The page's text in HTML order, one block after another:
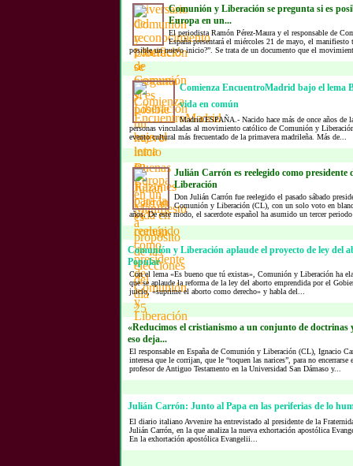
Comunión y Liberación se pregunta si es
Europa en un...
El periodista Ramón Pérez-Maura y el responsable de
España presentará el miércoles 21 de mayo, el
posible un nuevo inicio?”. Se trata de un documento que el
Comienza EncuentroMadrid bajo el lema
vida en común
Madrid/ESPAÑA.- Nacido hace más de once años de
personas vinculadas al movimiento católico de Comunión y
evento cultural más frecuentado de la primavera madrileña. Más de...
Julián Carrón es reelegido como presidente
Liberación
Don Julián Carrón fue reelegido el pasado sábado
Comunión y Liberación (CL), con un solo voto en
años. De este modo, el sacerdote español ha asumido un tercer
Comunión y Liberación aplaude el proyecto de ley del
Popular
Con el lema «Es bueno que tú existas», Comunión y Liberación ha
que se aplaude la reforma de la ley del aborto emprendida por el
juicio, «suprime el aborto como derecho» y habla del...
«Reducimos el cristianismo a un conjunto de doctrinas
eso deja...
El responsable en España de Comunión y Liberación (CL), Ignacio
interesa que le corrijan, que le “toquen las narices”, para no encerrarse
profesor de Antiguo Testamento en la Universidad San Dámaso y...
Julián Carrón: Junto al Papa en las periferias de lo
El diario italiano Avvenire ha entrevistado al presidente de la
Julián Carrón, en la que analiza la nueva exhortación apostólica
En la exhortación apostólica Evangelii...